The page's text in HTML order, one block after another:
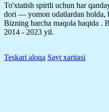
To'xtatish spirtli uchun har
dori — yomon odatlardan holda,
Bizning barcha maqola haqida .
2014 - 2023 yil.
Teskari aloqa Sayt xaritasi